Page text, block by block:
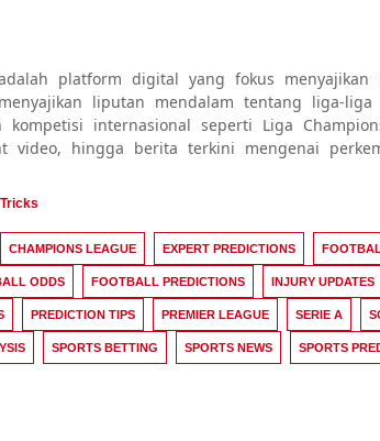
platform digital yang fokus menyajikan
liputan mendalam tentang liga-
internasional seperti Liga
hingga berita terkini mengenai
CHAMPIONS LEAGUE EXPERT PREDICTIONS
ODDS FOOTBALL PREDICTIONS INJURY UPDATES
PREDICTION TIPS PREMIER LEAGUE SERIE A
SPORTS BETTING SPORTS NEWS SPORTS